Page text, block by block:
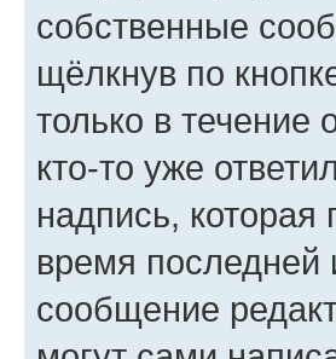
собственные
щёлкнув по
только в течение
кто-то уже
надпись, которая
время последней
сообщение